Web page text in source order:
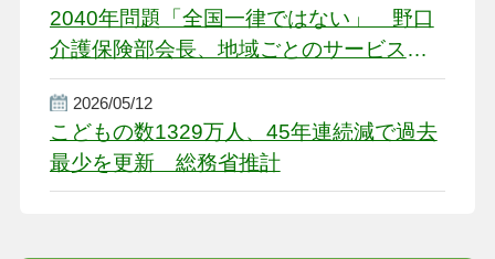
2040年問題「全国一律ではない」 野口
介護保険部会長、地域ごとのサービス基
盤整備を促す
2026/05/12
こどもの数1329万人、45年連続減で過去
最少を更新 総務省推計